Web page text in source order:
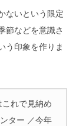
ないという限定
節などを意識さ
う印象を作りま
れで見納め
ター ／今年